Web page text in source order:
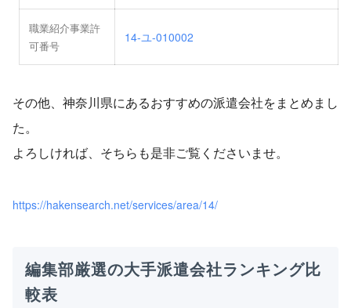
職業紹介事業許
可番号
14-ユ-010002
その他、神奈川県にあるおすすめの派遣会社をまとめまし
た。
よろしければ、そちらも是非ご覧くださいませ。
https://hakensearch.net/services/area/14/
編集部厳選の大手派遣会社ランキング比
較表